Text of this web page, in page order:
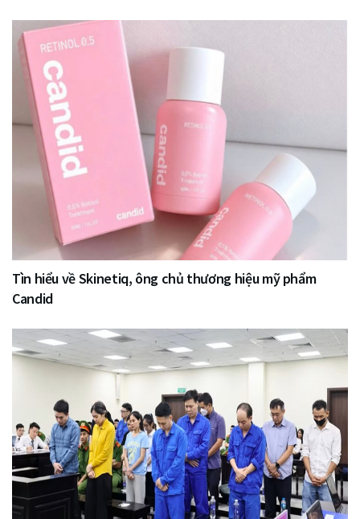
Tìn hiểu về Skinetiq, ông chủ thương hiệu mỹ phẩm
Candid